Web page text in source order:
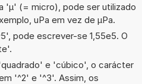
'µ' (= micro), pode ser utilizado
uPa em vez de µPa.
pode escrever-se 1,55e5. O
e 'cúbico', o carácter
'^2' e '^3'. Assim, os